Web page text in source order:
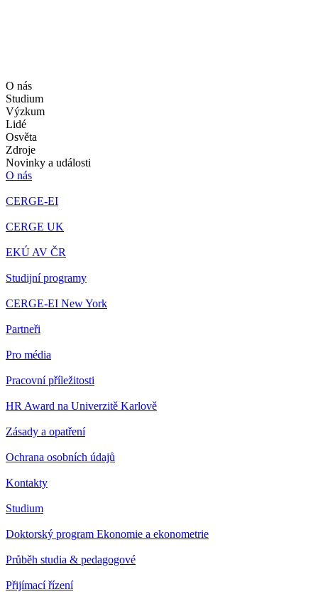
O nás
Studium
Výzkum
Lidé
Osvěta
Zdroje
Novinky a události
O nás
CERGE-EI
CERGE UK
EKÚ AV ČR
Studijní programy
CERGE-EI New York
Partneři
Pro média
Pracovní příležitosti
HR Award na Univerzitě Karlově
Zásady a opatření
Ochrana osobních údajů
Kontakty
Studium
Doktorský program Ekonomie a ekonometrie
Průběh studia & pedagogové
Přijímací řízení